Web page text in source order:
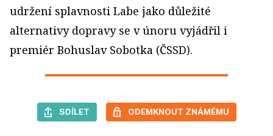
udržení splavnosti Labe jako důležité
alternativy dopravy se v únoru vyjádřil i
premiér Bohuslav Sobotka (ČSSD).
SDÍLET ODEMKNOUT ZNÁMÉMU